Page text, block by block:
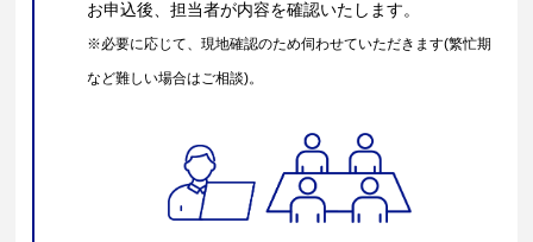
お申込後、担当者が内容を確認いたします。
※必要に応じて、現地確認のため伺わせていただきます(繁忙期
など難しい場合はご相談)。